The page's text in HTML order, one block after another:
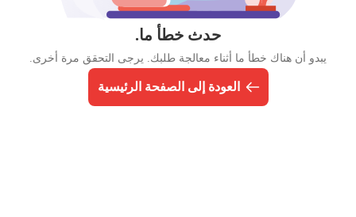
حدث خطأ ما.
يبدو أن هناك خطأ ما أثناء معالجة طلبك. يرجى التحقق مرة أخرى.
العودة إلى الصفحة الرئيسية